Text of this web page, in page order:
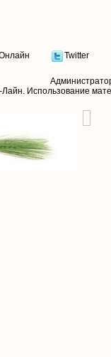
Twitter
. Использование